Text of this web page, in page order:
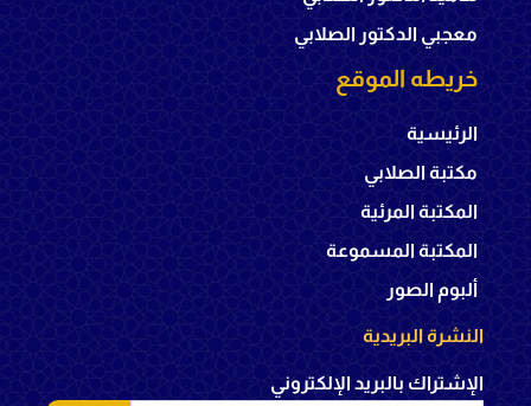
معجبي الدكتور الصلابي
خريطه الموقع
الرئيسية
مكتبة الصلابي
المكتبة المرئية
المكتبة المسموعة
ألبوم الصور
النشرة البريدية
الإشتراك بالبريد الإلكتروني